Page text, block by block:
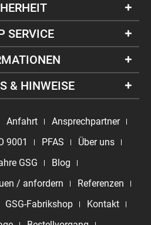
SERVICE
& HINWEISE
Anfahrt
Ansprechpartner
9001 PFAS
Über uns
GSG
Blog
/ anfordern
Referenzen
GSG-Fabrikshop
Kontakt